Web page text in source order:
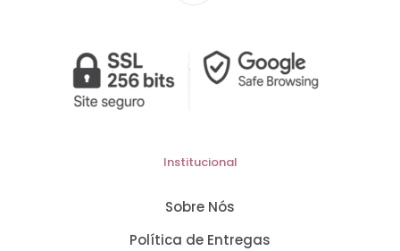
Institucional
Sobre Nós
Política de Entregas